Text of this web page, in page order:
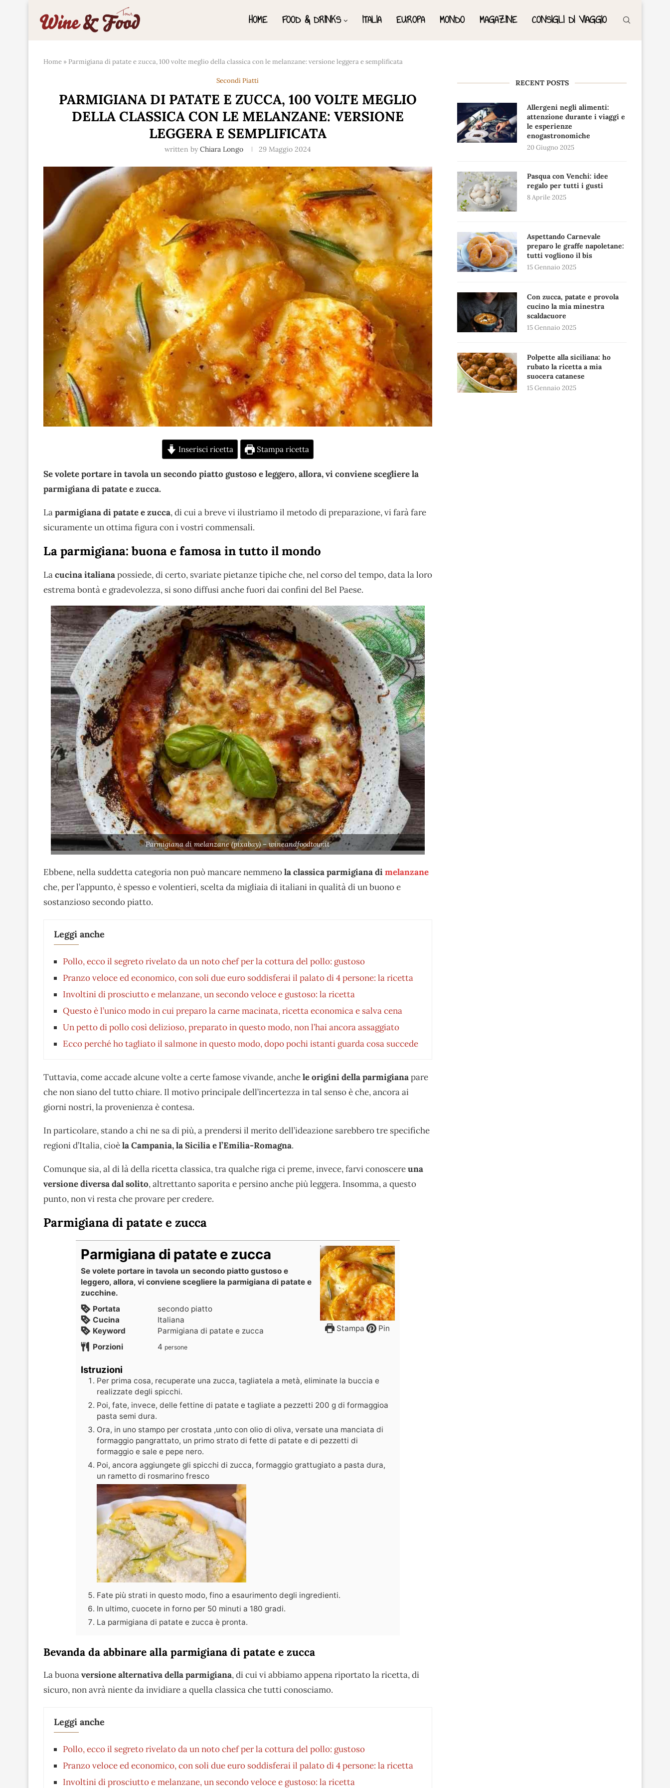
HOME FOOD & DRINKS ITALIA EUROPA MONDO MAGAZINE CONSIGLI DI VIAGGIO
Home » Parmigiana di patate e zucca, 100 volte meglio della classica con le melanzane: versione leggera e semplificata
Secondi Piatti
PARMIGIANA DI PATATE E ZUCCA, 100 VOLTE MEGLIO
DELLA CLASSICA CON LE MELANZANE: VERSIONE
LEGGERA E SEMPLIFICATA
written by Chiara Longo 29 Maggio 2024
Inserisci ricetta Stampa ricetta
Se volete portare in tavola un secondo piatto gustoso e leggero, allora, vi conviene scegliere la
parmigiana di patate e zucca.
Laparmigiana di patate e zucca, di cui a breve vi ilustriamo il metodo di preparazione, vi farà fare
sicuramente un ottima figura con i vostri commensali.
La parmigiana: buona e famosa in tutto il mondo
Lacucina italianapossiede, di certo, svariate pietanze tipiche che, nel corso del tempo, data la loro
estrema bontà e gradevolezza, si sono diffusi anche fuori dai confini del Bel Paese.
Parmigiana di melanzane (pixabay) – wineandfoodtour.it
Ebbene, nella suddetta categoria non può mancare nemmenola classica parmigiana dimelanzane
che, per l’appunto, è spesso e volentieri, scelta da migliaia di italiani in qualità di un buono e
sostanzioso secondo piatto.
Leggi anche
Pollo, ecco il segreto rivelato da un noto chef per la cottura del pollo: gustoso
Pranzo veloce ed economico, con soli due euro soddisferai il palato di 4 persone: la ricetta
Involtini di prosciutto e melanzane, un secondo veloce e gustoso: la ricetta
Questo è l’unico modo in cui preparo la carne macinata, ricetta economica e salva cena
Un petto di pollo così delizioso, preparato in questo modo, non l’hai ancora assaggiato
Ecco perché ho tagliato il salmone in questo modo, dopo pochi istanti guarda cosa succede
Tuttavia, come accade alcune volte a certe famose vivande, anchele origini della parmigianapare
che non siano del tutto chiare. Il motivo principale dell’incertezza in tal senso è che, ancora ai
giorni nostri, la provenienza è contesa.
In particolare, stando a chi ne sa di più, a prendersi il merito dell’ideazione sarebbero tre specifiche
regioni d’Italia, cioèla Campania, la Sicilia e l’Emilia-Romagna.
Comunque sia, al di là della ricetta classica, tra qualche riga ci preme, invece, farvi conoscereuna
versione diversa dal solito, altrettanto saporita e persino anche più leggera. Insomma, a questo
punto, non vi resta che provare per credere.
Parmigiana di patate e zucca
Stampa Pin
Parmigiana di patate e zucca
Se volete portare in tavola un secondo piatto gustoso e
leggero, allora, vi conviene scegliere la parmigiana di patate e
zucchine.
Portata
secondo piatto
Cucina
Italiana
Keyword
Parmigiana di patate e zucca
Porzioni
4 persone
Istruzioni
Per prima cosa, recuperate una zucca, tagliatela a metà, eliminate la buccia e
realizzate degli spicchi.
Poi, fate, invece, delle fettine di patate e tagliate a pezzetti 200 g di formaggioa
pasta semi dura.
Ora, in uno stampo per crostata ,unto con olio di oliva, versate una manciata di
formaggio pangrattato, un primo strato di fette di patate e di pezzetti di
formaggio e sale e pepe nero.
Poi, ancora aggiungete gli spicchi di zucca, formaggio grattugiato a pasta dura,
un rametto di rosmarino fresco
Fate più strati in questo modo, fino a esaurimento degli ingredienti.
In ultimo, cuocete in forno per 50 minuti a 180 gradi.
La parmigiana di patate e zucca è pronta.
Bevanda da abbinare alla parmigiana di patate e zucca
La buonaversione alternativa della parmigiana, di cui vi abbiamo appena riportato la ricetta, di
sicuro, non avrà niente da invidiare a quella classica che tutti conosciamo.
Leggi anche
Pollo, ecco il segreto rivelato da un noto chef per la cottura del pollo: gustoso
Pranzo veloce ed economico, con soli due euro soddisferai il palato di 4 persone: la ricetta
Involtini di prosciutto e melanzane, un secondo veloce e gustoso: la ricetta
RECENT POSTS
Allergeni negli alimenti:
attenzione durante i viaggi e
le esperienze
enogastronomiche
20 Giugno 2025
Pasqua con Venchi: idee
regalo per tutti i gusti
8 Aprile 2025
Aspettando Carnevale
preparo le graffe napoletane:
tutti vogliono il bis
15 Gennaio 2025
Con zucca, patate e provola
cucino la mia minestra
scaldacuore
15 Gennaio 2025
Polpette alla siciliana: ho
rubato la ricetta a mia
suocera catanese
15 Gennaio 2025